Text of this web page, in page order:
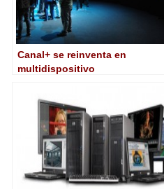
Canal+ se reinventa en
multidispositivo